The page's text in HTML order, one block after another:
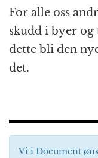
For alle oss
skudd i byer
dette bli den
det.
Vi i Document